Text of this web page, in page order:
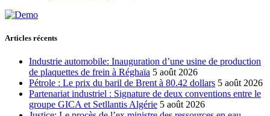
Articles récents
Industrie automobile: Inauguration d’une usine de production
de plaquettes de frein à Réghaïa 5 août 2026
Pétrole : Le prix du baril de Brent à 80.42 dollars 5 août 2026
Partenariat industriel : Signature de deux conventions entre le
groupe GICA et Setllantis Algérie 5 août 2026